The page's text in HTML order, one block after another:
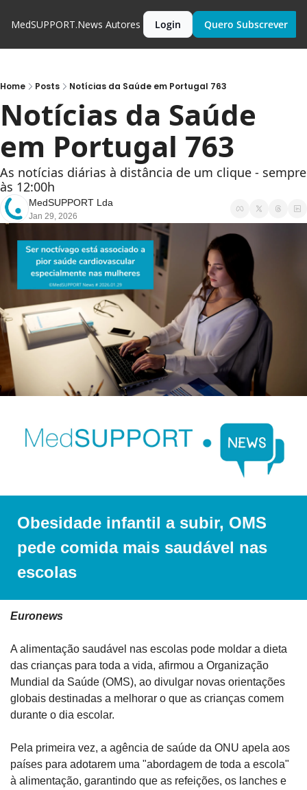
MedSUPPORT.News Autores Login Quero Subscrever
Home Posts Notícias da Saúde em Portugal 763
Notícias da Saúde
em Portugal 763
As notícias diárias à distância de um clique - sempre
às 12:00h
MedSUPPORT Lda
Jan 29, 2026
Obesidade infantil a subir, OMS
pede comida mais saudável nas
escolas
Euronews
A alimentação saudável nas escolas pode moldar a dieta
das crianças para toda a vida, afirmou a Organização
Mundial da Saúde (OMS), ao divulgar novas orientações
globais destinadas a melhorar o que as crianças comem
durante o dia escolar.
Pela primeira vez, a agência de saúde da ONU apela aos
países para adotarem uma "abordagem de toda a escola"
à alimentação, garantindo que as refeições, os lanches e